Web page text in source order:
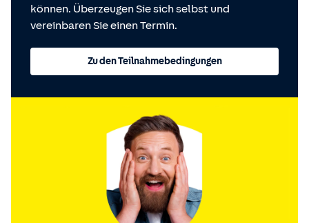
können. Überzeugen Sie sich selbst und
vereinbaren Sie einen Termin.
Zu den Teilnahmebedingungen